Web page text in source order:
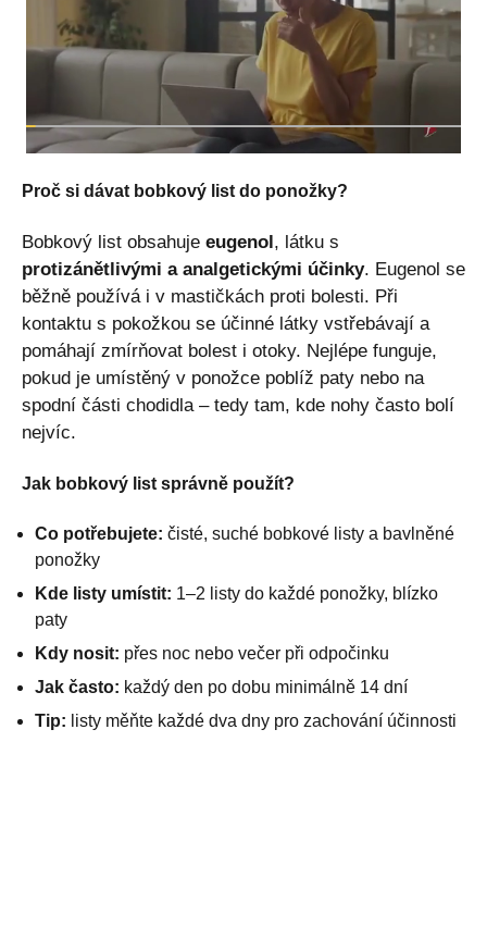
Proč si dávat bobkový list do ponožky?
Bobkový list obsahuje eugenol, látku s
protizánětlivými a analgetickými účinky. Eugenol se
běžně používá i v mastičkách proti bolesti. Při
kontaktu s pokožkou se účinné látky vstřebávají a
pomáhají zmírňovat bolest i otoky. Nejlépe funguje,
pokud je umístěný v ponožce poblíž paty nebo na
spodní části chodidla – tedy tam, kde nohy často bolí
nejvíc.
Jak bobkový list správně použít?
Co potřebujete: čisté, suché bobkové listy a bavlněné
ponožky
Kde listy umístit: 1–2 listy do každé ponožky, blízko
paty
Kdy nosit: přes noc nebo večer při odpočinku
Jak často: každý den po dobu minimálně 14 dní
Tip: listy měňte každé dva dny pro zachování účinnosti